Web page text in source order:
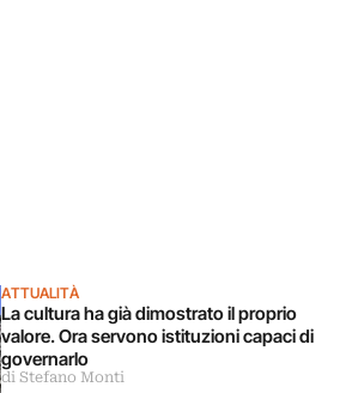
ATTUALITÀ
La cultura ha già dimostrato il proprio
valore. Ora servono istituzioni capaci di
governarlo
di Stefano Monti